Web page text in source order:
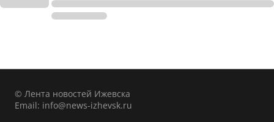
© Лента новостей Ижевска
Email: info@news-izhevsk.ru